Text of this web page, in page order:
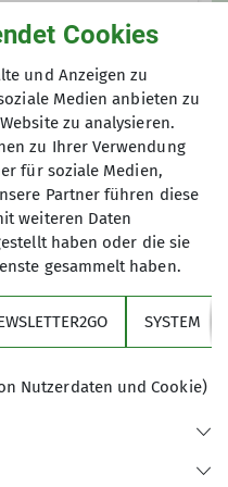
Cookies
und Anzeigen zu
Medien anbieten zu
zu analysieren.
zu Ihrer Verwendung
für soziale Medien,
Partner führen diese
weiteren Daten
haben oder die sie
gesammelt haben.
SYSTEM
Nutzerdaten und Cookie)